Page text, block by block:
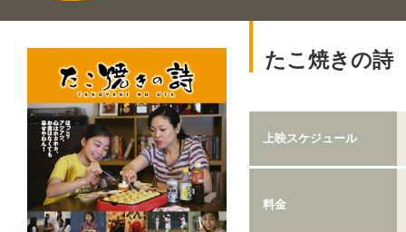
たこ焼きの詩
上映スケジュール
料金